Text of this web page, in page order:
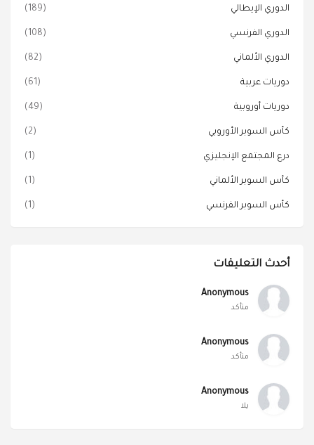
الدوري الإيطالي (189)
الدوري الفرنسي (108)
الدوري الألماني (82)
دوريات عربية (61)
دوريات أوروبية (49)
كأس السوبر الأوروبي (2)
درع المجتمع الإنجليزي (1)
كأس السوبر الألماني (1)
كأس السوبر الفرنسي (1)
أحدث التعليقات
Anonymous
متأكد
Anonymous
متأكد
Anonymous
يلا